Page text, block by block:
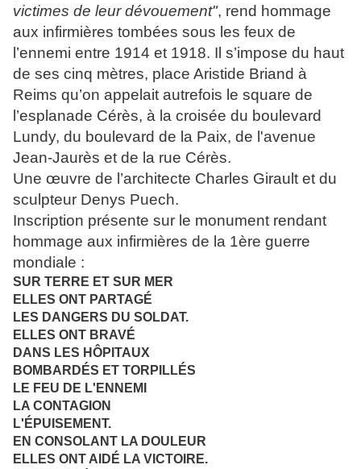
victimes de leur dévouement", rend hommage
aux infirmières tombées sous les feux de
l’ennemi entre 1914 et 1918. Il s’impose du haut
de ses cinq mètres, place Aristide Briand à
Reims qu’on appelait autrefois le square de
l’esplanade Cérès, à la croisée du boulevard
Lundy, du boulevard de la Paix, de l'avenue
Jean-Jaurès et de la rue Cérès.
Une œuvre de l’architecte Charles Girault et du
sculpteur Denys Puech.
Inscription présente sur le monument rendant
hommage aux infirmières de la 1ère guerre
mondiale :
SUR TERRE ET SUR MER
ELLES ONT PARTAGÉ
LES DANGERS DU SOLDAT.
ELLES ONT BRAVÉ
DANS LES HÔPITAUX
BOMBARDÉS ET TORPILLÉS
LE FEU DE L'ENNEMI
LA CONTAGION
L'ÉPUISEMENT.
EN CONSOLANT LA DOULEUR
ELLES ONT AIDÉ LA VICTOIRE.